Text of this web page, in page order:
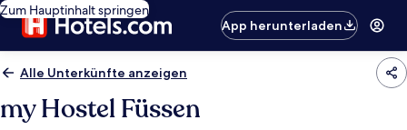
Zum Hauptinhalt springen
App herunterladen
Alle Unterkünfte anzeigen
my Hostel Füssen